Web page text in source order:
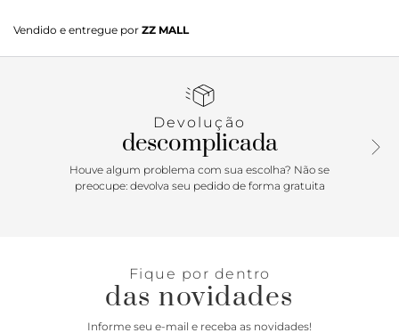
salto rasteiro e formato arredondado na ponta, além de
solado revestido em palha trançada. Fechado, traz
fecha em laço sobre o cabedal. Exibe toda a parte superior
Vendido e entregue por ZZ MALL
Devolução
descomplicada
Houve algum problema com sua escolha? Não se
preocupe: devolva seu pedido de forma gratuita
Fique por dentro
das novidades
Informe seu e-mail e receba as novidades!